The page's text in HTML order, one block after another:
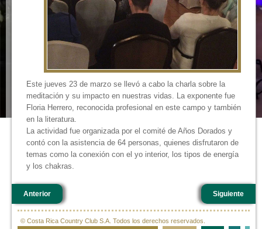
Este jueves 23 de marzo se llevó a cabo la charla sobre la
meditación y su impacto en nuestras vidas. La exponente fue
Floria Herrero, reconocida profesional en este campo y también
en la literatura.
La actividad fue organizada por el comité de Años Dorados y
contó con la asistencia de 64 personas, quienes disfrutaron de
temas como la conexión con el yo interior, los tipos de energía
y los chakras.
Anterior Siguiente
© Costa Rica Country Club S.A. Todos los derechos reservados.